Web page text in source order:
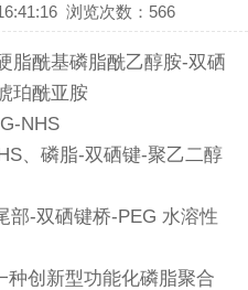
浏览次数： 566
脂酰基磷脂酰乙醇胺-双硒
珀酰亚胺
NHS
、磷脂-双硒键-聚乙二醇
部-双硒键桥-PEG 水溶性
种创新型功能化磷脂聚合